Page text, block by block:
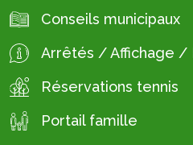
Conseils municipaux
Arrêtés / Affichage /
Réservations tennis
Portail famille